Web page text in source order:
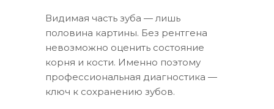
Видимая часть зуба — лишь
половина картины. Без рентгена
невозможно оценить состояние
корня и кости. Именно поэтому
профессиональная диагностика —
ключ к сохранению зубов.